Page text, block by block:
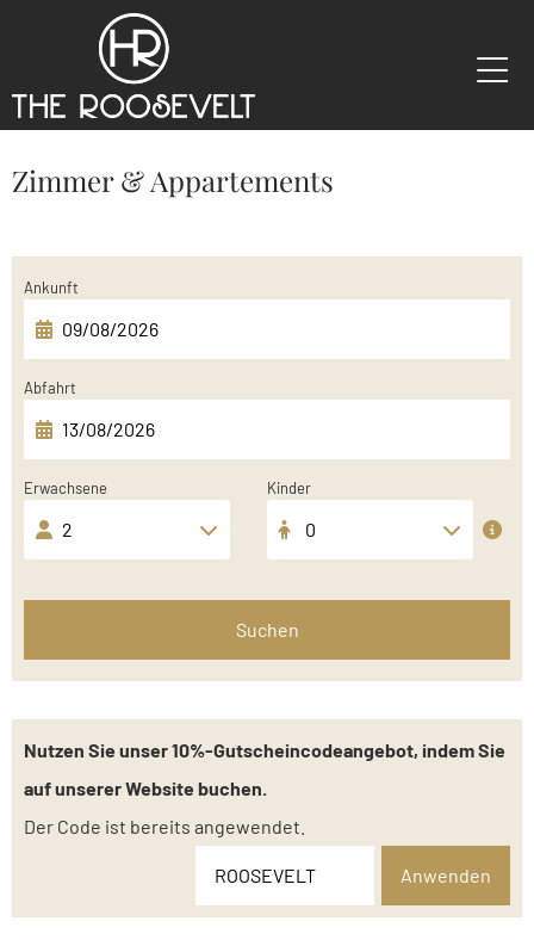
Zimmer & Appartements
Ankunft
Abfahrt
Erwachsene Kinder
Suchen
Nutzen Sie unser 10%-Gutscheincodeangebot, indem Sie
auf unserer Website buchen.
Der Code ist bereits angewendet.
Anwenden